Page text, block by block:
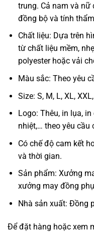
trung. Cả nam và nữ
đồng bộ và tính
Chất liệu: Dựa trên
từ chất liệu mềm,
polyester hoặc vải
Màu sắc: Theo yêu
Size: S, M, L, XL,
Logo: Thêu, in lụa,
nhiệt,… theo yêu cầu
Có chế độ cam kết
và thời gian.
Sản phẩm: Xưởng
xưởng may đồng
Nhà sản xuất: Đồng
Để đặt hàng hoặc xem